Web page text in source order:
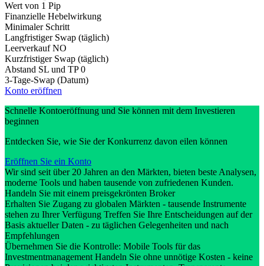
Wert von 1 Pip
Finanzielle Hebelwirkung
Minimaler Schritt
Langfristiger Swap (täglich)
Leerverkauf NO
Kurzfristiger Swap (täglich)
Abstand SL und TP 0
3-Tage-Swap (Datum)
Konto eröffnen
Schnelle Kontoeröffnung und Sie können mit dem Investieren
beginnen
Entdecken Sie, wie Sie der Konkurrenz davon eilen können
Eröffnen Sie ein Konto
Wir sind seit über 20 Jahren an den Märkten, bieten beste Analysen,
moderne Tools und haben tausende von zufriedenen Kunden.
Handeln Sie mit einem preisgekrönten Broker
Erhalten Sie Zugang zu globalen Märkten - tausende Instrumente
stehen zu Ihrer Verfügung Treffen Sie Ihre Entscheidungen auf der
Basis aktueller Daten - zu täglichen Gelegenheiten und nach
Empfehlungen
Übernehmen Sie die Kontrolle: Mobile Tools für das
Investmentmanagement Handeln Sie ohne unnötige Kosten - keine